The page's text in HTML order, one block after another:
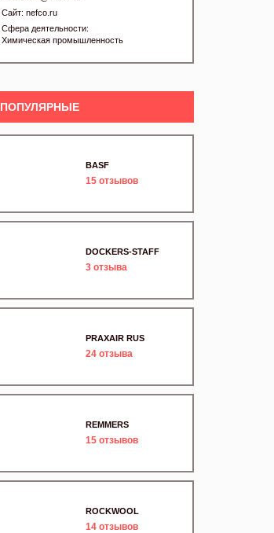
Сайт: nefco.ru
Сфера деятельности:
Химическая промышленность
ПОПУЛЯРНЫЕ
BASF
15 отзывов
DOCKERS-STAFF
3 отзыва
PRAXAIR RUS
24 отзыва
REMMERS
15 отзывов
ROCKWOOL
14 отзывов